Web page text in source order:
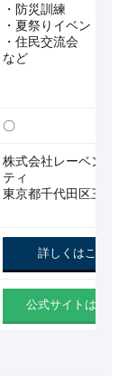
・防災訓練
・夏祭りイベント
・住民交流会
など
〇
株式会社レーベンコ
ティ
東京都千代田区三番
詳しくはこちら
公式サイトはこち